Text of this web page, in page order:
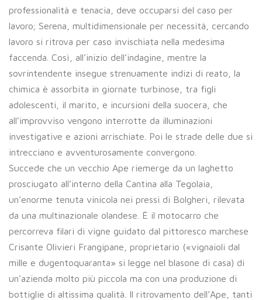
professionalità e tenacia, deve occuparsi del caso per
lavoro; Serena, multidimensionale per necessità, cercando
lavoro si ritrova per caso invischiata nella medesima
faccenda. Così, all’inizio dell’indagine, mentre la
sovrintendente insegue strenuamente indizi di reato, la
chimica è assorbita in giornate turbinose, tra figli
adolescenti, il marito, e incursioni della suocera, che
all’improvviso vengono interrotte da illuminazioni
investigative e azioni arrischiate. Poi le strade delle due si
intrecciano e avventurosamente convergono.
Succede che un vecchio Ape riemerge da un laghetto
prosciugato all’interno della Cantina alla Tegolaia,
un’enorme tenuta vinicola nei pressi di Bolgheri, rilevata
da una multinazionale olandese. È il motocarro che
percorreva filari di vigne guidato dal pittoresco marchese
Crisante Olivieri Frangipane, proprietario («vignaioli dal
mille e dugentoquaranta» si legge nel blasone di casa) di
un’azienda molto più piccola ma con una produzione di
bottiglie di altissima qualità. Il ritrovamento dell’Ape, tanti